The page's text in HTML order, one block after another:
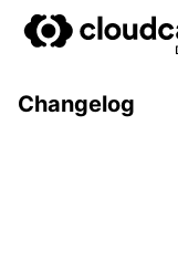
Changelog